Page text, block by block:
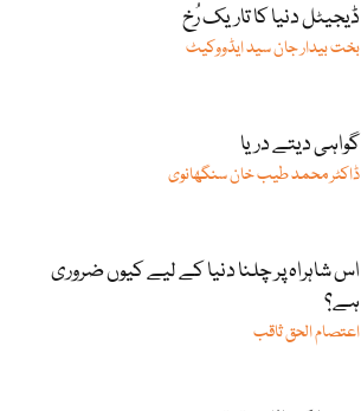
ڈیجیٹل دنیا کا تاریک رُخ
بخت بیدار جان سید ایڈووکیٹ
گواہی دیتے دریا
ڈاکٹر محمد طیب خان سنگھانوی
اس شاہراہ پر چلنا دنیا کے لیے کیوں ضروری
ہے؟
اعتصام الحق ثاقب